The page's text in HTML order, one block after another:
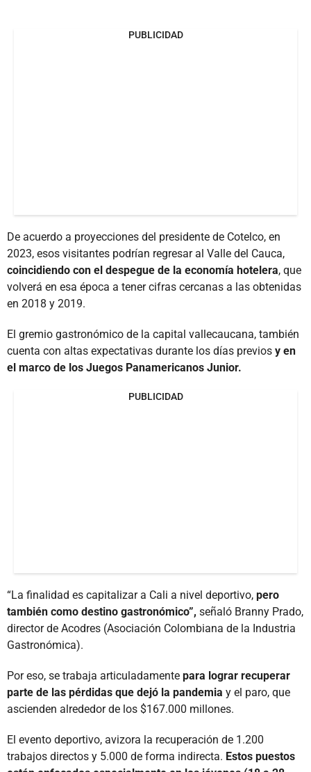
PUBLICIDAD
De acuerdo a proyecciones del presidente de Cotelco, en
2023, esos visitantes podrían regresar al Valle del Cauca,
coincidiendo con el despegue de la economía hotelera, que
volverá en esa época a tener cifras cercanas a las obtenidas
en 2018 y 2019.
El gremio gastronómico de la capital vallecaucana, también
cuenta con altas expectativas durante los días previos y en
el marco de los Juegos Panamericanos Junior.
PUBLICIDAD
“La finalidad es capitalizar a Cali a nivel deportivo, pero
también como destino gastronómico”, señaló Branny Prado,
director de Acodres (Asociación Colombiana de la Industria
Gastronómica).
Por eso, se trabaja articuladamente para lograr recuperar
parte de las pérdidas que dejó la pandemia y el paro, que
ascienden alrededor de los $167.000 millones.
El evento deportivo, avizora la recuperación de 1.200
trabajos directos y 5.000 de forma indirecta. Estos puestos